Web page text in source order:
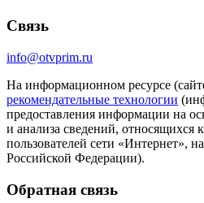
Связь
info@otvprim.ru
На информационном ресурсе
рекомендательные технологии
предоставления информации на
и анализа сведений, относящихся
пользователей сети «Интернет»,
Российской Федерации).
Обратная связь